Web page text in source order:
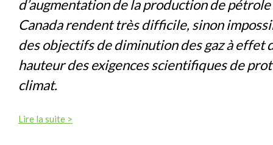
d’augmentation de la production de
Canada rendent très difficile, sinon
des objectifs de diminution des gaz à effet
hauteur des exigences scientifiques de
climat.
Lire la suite >